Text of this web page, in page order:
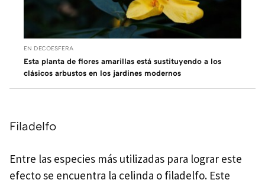
EN DECOESFERA
Esta planta de flores amarillas está sustituyendo a los
clásicos arbustos en los jardines modernos
Filadelfo
Entre las especies más utilizadas para lograr este
efecto se encuentra la celinda o filadelfo. Este